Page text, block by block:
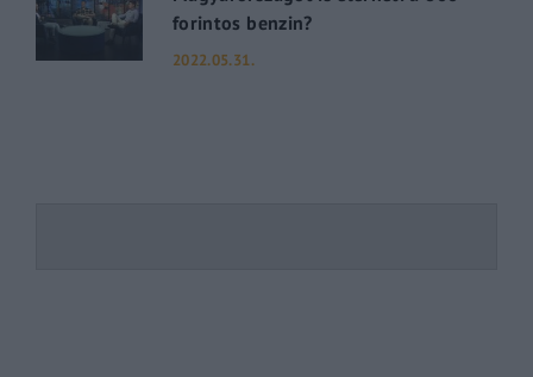
forintos benzin?
2022.05.31.